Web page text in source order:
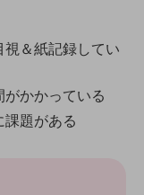
＆紙記録してい
かかっている
題がある